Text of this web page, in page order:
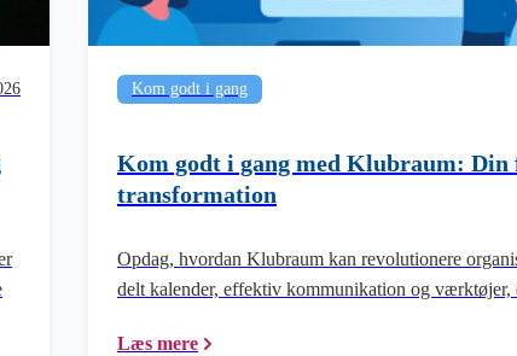
Kom godt i gang
Kom godt i gang med Klubraum: Din
transformation
Opdag, hvordan Klubraum kan revolutionere
delt kalender, effektiv kommunikation og værktøjer,
Læs mere